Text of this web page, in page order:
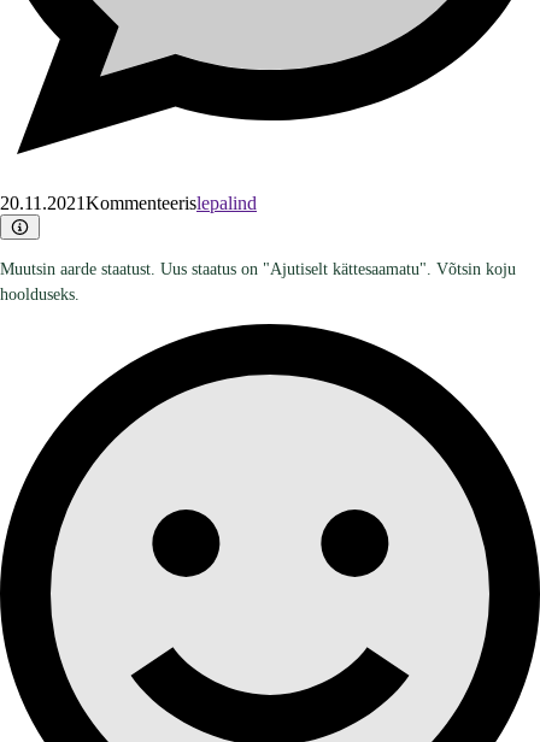
20.11.2021Kommenteerislepalind
Muutsin aarde staatust. Uus staatus on "Ajutiselt kättesaamatu". Võtsin koju
hoolduseks.